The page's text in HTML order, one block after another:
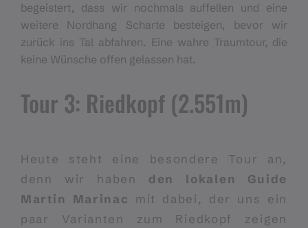
begeistert, dass wir nochmals auffellen und eine
weitere Nordhang Scharte besteigen, bevor wir
zurück ins Tal abfahren. Eine wahre Traumtour, die
keine Wünsche offen gelassen hat.
Tour 3: Riedkopf (2.551m)
Heute steht eine besondere Tour an,
denn wir haben den lokalen Guide
Martin Marinac
mit dabei, der uns ein
paar Varianten zum Riedkopf zeigen